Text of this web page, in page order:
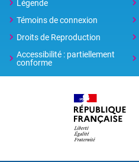
Légende
Témoins de connexion
Droits de Reproduction
Accessibilité : partiellement
conforme